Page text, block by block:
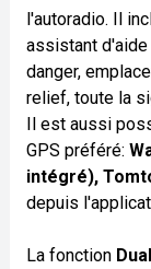
l'autoradio. Il
assistant
danger,
relief, toute la
Il est aussi
GPS préféré:
intégré),
depuis
La fonction